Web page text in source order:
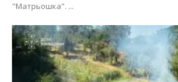
"Матрьошка". ...